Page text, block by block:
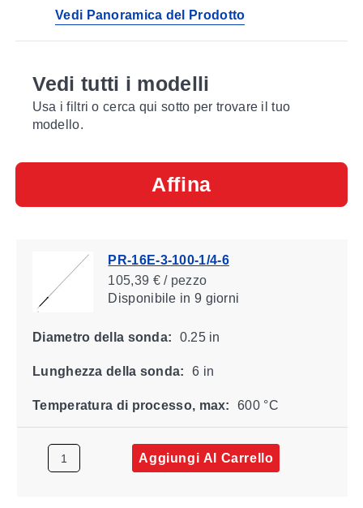
Vedi Panoramica del Prodotto
Vedi tutti i modelli
Usa i filtri o cerca qui sotto per trovare il tuo
modello.
Affina
PR-16E-3-100-1/4-6
105,39 € / pezzo
Disponibile in 9 giorni
Diametro della sonda: 0.25 in
Lunghezza della sonda: 6 in
Temperatura di processo, max: 600 °C
Aggiungi Al Carrello